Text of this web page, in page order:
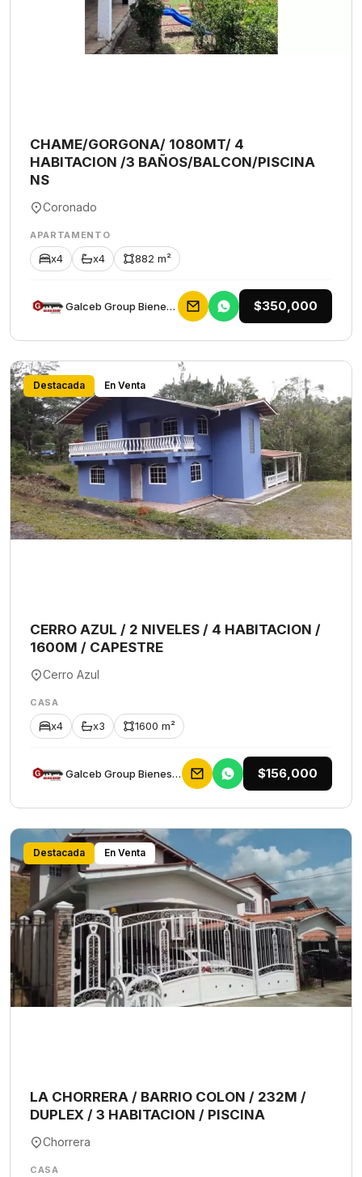
CHAME/GORGONA/ 1080MT/ 4
HABITACION /3 BAÑOS/BALCON/PISCINA
NS
Coronado
APARTAMENTO
x4 x4 882 m²
Galceb Group Bienes Raices $350,000
Destacada En Venta
CERRO AZUL / 2 NIVELES / 4 HABITACION /
1600M / CAPESTRE
Cerro Azul
CASA
x4 x3 1600 m²
Galceb Group Bienes Raices $156,000
Destacada En Venta
LA CHORRERA / BARRIO COLON / 232M /
DUPLEX / 3 HABITACION / PISCINA
Chorrera
CASA